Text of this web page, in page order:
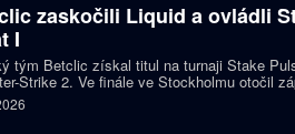
zaskočili Liquid a ovládli
I
tým Betclic získal titul na turnaji Stake
Strike 2. Ve finále ve Stockholmu otočil
Liquid a zvítězil 2:1 na mapy.